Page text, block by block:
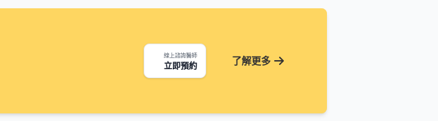
線上諮詢醫師
立即預約 了解更多